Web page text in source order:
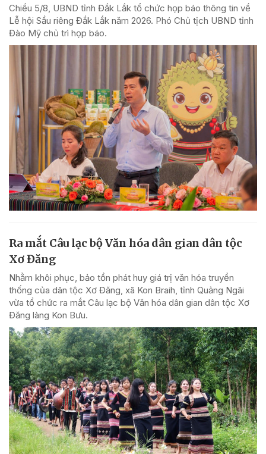
Chiều 5/8, UBND tỉnh Đắk Lắk tổ chức họp báo thông tin về
Lễ hội Sầu riêng Đắk Lắk năm 2026. Phó Chủ tịch UBND tỉnh
Đào Mỹ chủ trì họp báo.
Ra mắt Câu lạc bộ Văn hóa dân gian dân tộc
Xơ Đăng
Nhằm khôi phục, bảo tồn phát huy giá trị văn hóa truyền
thống của dân tộc Xơ Đăng, xã Kon Braih, tỉnh Quảng Ngãi
vừa tổ chức ra mắt Câu lạc bộ Văn hóa dân gian dân tộc Xơ
Đăng làng Kon Bưu.